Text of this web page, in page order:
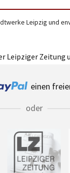
Leipzig und
Leipziger Zeitung
einen
oder